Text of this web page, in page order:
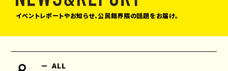
イベントレポートやお知らせ、公民館界隈の話題をお届け。
ALL